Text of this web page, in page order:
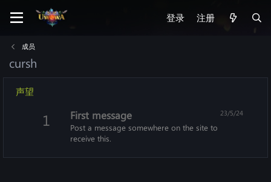
登录 注册
成员
cursh
声望
1 23/5/24
First message
Post a message somewhere on the site to
receive this.